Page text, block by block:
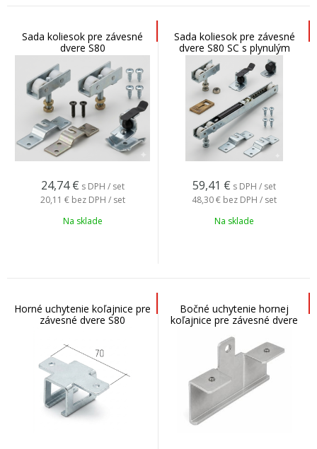
Sada koliesok pre závesné
dvere S80
24,74 € s DPH / set
20,11 € bez DPH / set
Na sklade
Sada koliesok pre závesné
dvere S80 SC s plynulým
doťahom
59,41 € s DPH / set
48,30 € bez DPH / set
Na sklade
Horné uchytenie koľajnice pre
závesné dvere S80
Bočné uchytenie hornej
koľajnice pre závesné dvere